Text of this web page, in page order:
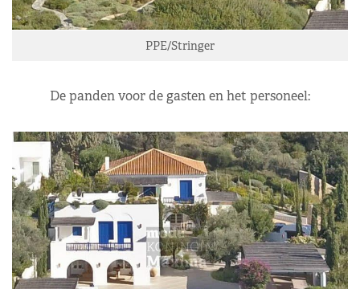
PPE/Stringer
De panden voor de gasten en het personeel: